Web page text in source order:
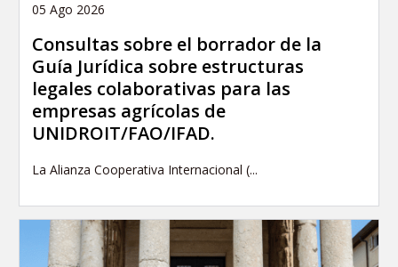
05 Ago 2026
Consultas sobre el borrador de la
Guía Jurídica sobre estructuras
legales colaborativas para las
empresas agrícolas de
UNIDROIT/FAO/IFAD.
La Alianza Cooperativa Internacional (...